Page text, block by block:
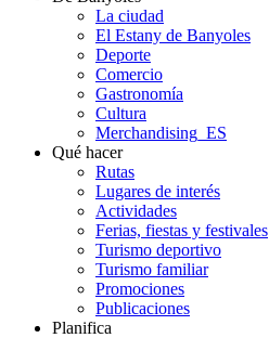
La ciudad
El Estany de Banyoles
Deporte
Comercio
Gastronomía
Cultura
Merchandising_ES
Qué hacer
Rutas
Lugares de interés
Actividades
Ferias, fiestas y festivales
Turismo deportivo
Turismo familiar
Promociones
Publicaciones
Planifica